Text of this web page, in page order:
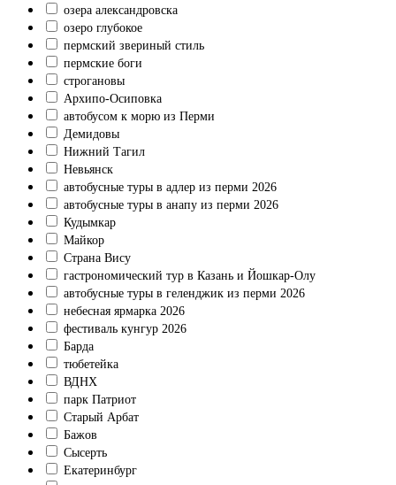
озера александровска
озеро глубокое
пермский звериный стиль
пермские боги
строгановы
Архипо-Осиповка
автобусом к морю из Перми
Демидовы
Нижний Тагил
Невьянск
автобусные туры в адлер из перми 2026
автобусные туры в анапу из перми 2026
Кудымкар
Майкор
Страна Вису
гастрономический тур в Казань и Йошкар-Олу
автобусные туры в геленджик из перми 2026
небесная ярмарка 2026
фестиваль кунгур 2026
Барда
тюбетейка
ВДНХ
парк Патриот
Старый Арбат
Бажов
Сысерть
Екатеринбург